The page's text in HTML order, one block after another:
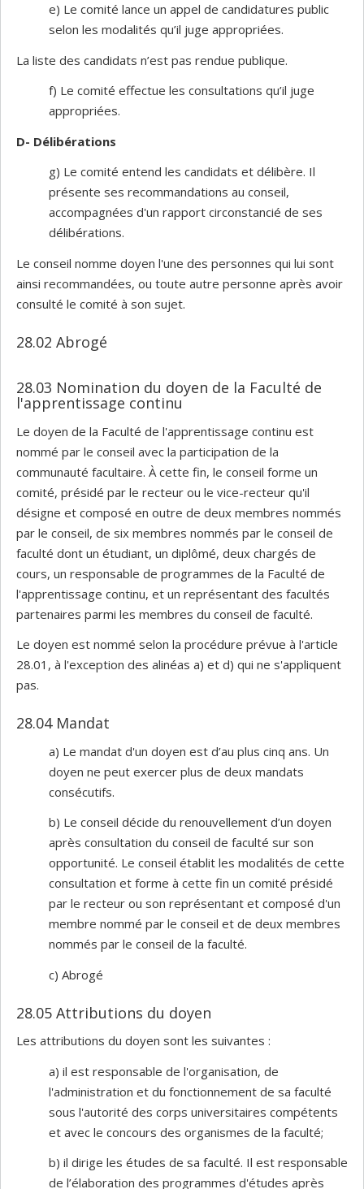
e) Le comité lance un appel de candidatures public
selon les modalités qu’il juge appropriées.
La liste des candidats n’est pas rendue publique.
f) Le comité effectue les consultations qu’il juge
appropriées.
D- Délibérations
g) Le comité entend les candidats et délibère. Il
présente ses recommandations au conseil,
accompagnées d'un rapport circonstancié de ses
délibérations.
Le conseil nomme doyen l'une des personnes qui lui sont
ainsi recommandées, ou toute autre personne après avoir
consulté le comité à son sujet.
28.02 Abrogé
28.03 Nomination du doyen de la Faculté de
l'apprentissage continu
Le doyen de la Faculté de l'apprentissage continu est
nommé par le conseil avec la participation de la
communauté facultaire. À cette fin, le conseil forme un
comité, présidé par le recteur ou le vice-recteur qu'il
désigne et composé en outre de deux membres nommés
par le conseil, de six membres nommés par le conseil de
faculté dont un étudiant, un diplômé, deux chargés de
cours, un responsable de programmes de la Faculté de
l'apprentissage continu, et un représentant des facultés
partenaires parmi les membres du conseil de faculté.
Le doyen est nommé selon la procédure prévue à l'article
28.01, à l'exception des alinéas a) et d) qui ne s'appliquent
pas.
28.04 Mandat
a) Le mandat d'un doyen est d’au plus cinq ans. Un
doyen ne peut exercer plus de deux mandats
consécutifs.
b) Le conseil décide du renouvellement d’un doyen
après consultation du conseil de faculté sur son
opportunité. Le conseil établit les modalités de cette
consultation et forme à cette fin un comité présidé
par le recteur ou son représentant et composé d'un
membre nommé par le conseil et de deux membres
nommés par le conseil de la faculté.
c) Abrogé
28.05 Attributions du doyen
Les attributions du doyen sont les suivantes :
a) il est responsable de l'organisation, de
l'administration et du fonctionnement de sa faculté
sous l'autorité des corps universitaires compétents
et avec le concours des organismes de la faculté;
b) il dirige les études de sa faculté. Il est responsable
de l’élaboration des programmes d'études après